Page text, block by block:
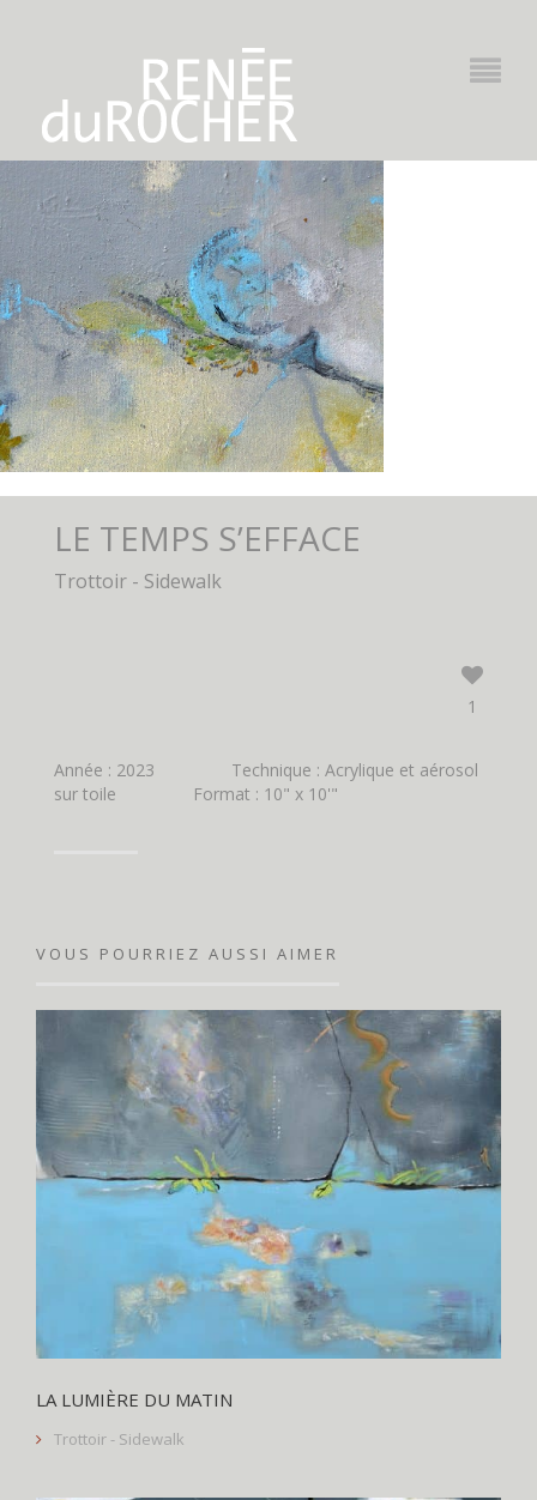
LE TEMPS S’EFFACE
Trottoir - Sidewalk
1
Année : 2023
Technique : Acrylique et aérosol
sur toile
Format : 10" x 10'"
VOUS POURRIEZ AUSSI AIMER
LA LUMIÈRE DU MATIN
Trottoir - Sidewalk